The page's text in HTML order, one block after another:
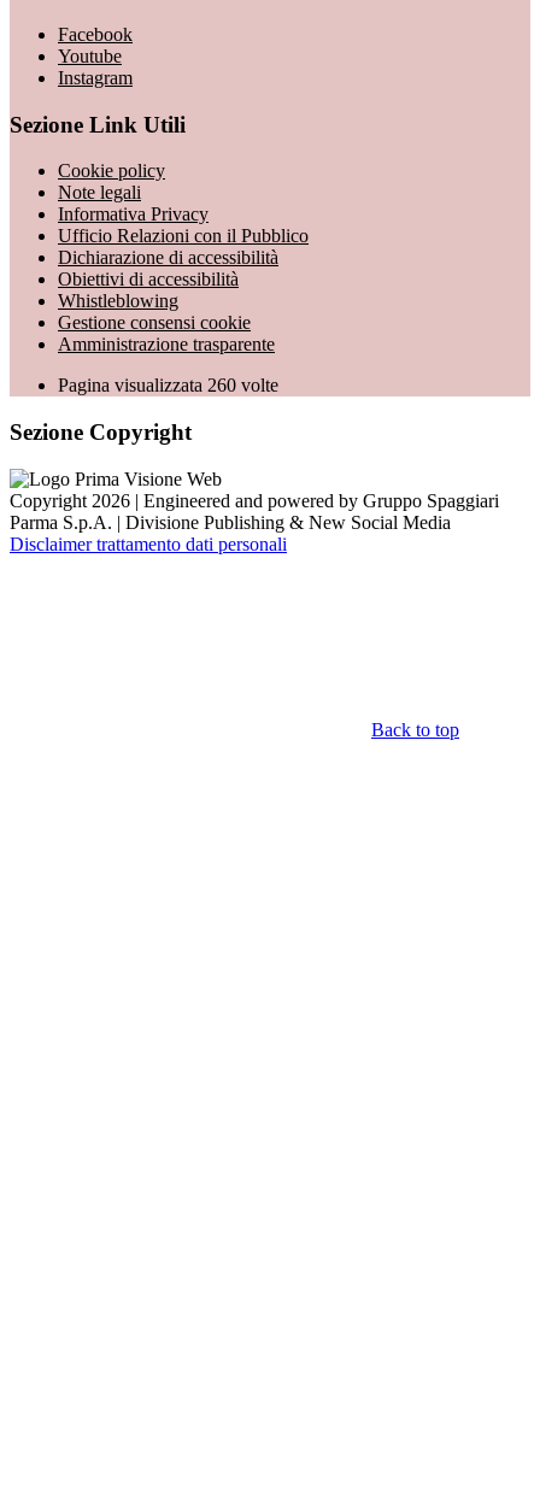
Facebook
Youtube
Instagram
Sezione Link Utili
Cookie policy
Note legali
Informativa Privacy
Ufficio Relazioni con il Pubblico
Dichiarazione di accessibilità
Obiettivi di accessibilità
Whistleblowing
Gestione consensi cookie
Amministrazione trasparente
Pagina visualizzata 260 volte
Sezione Copyright
Copyright 2026 | Engineered and powered by Gruppo Spaggiari
Parma S.p.A. | Divisione Publishing & New Social Media
Disclaimer trattamento dati personali
Back to top